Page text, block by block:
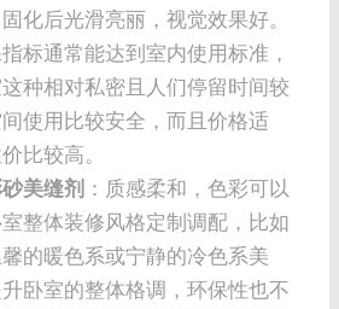
化后光滑亮丽，视觉效果好。
标通常能达到室内使用标准，
种相对私密且人们停留时间较
使用比较安全，而且价格适
比较高。
美缝剂 ：质感柔和，色彩可以
整体装修风格定制调配，比如
的暖色系或宁静的冷色系美
卧室的整体格调，环保性也不